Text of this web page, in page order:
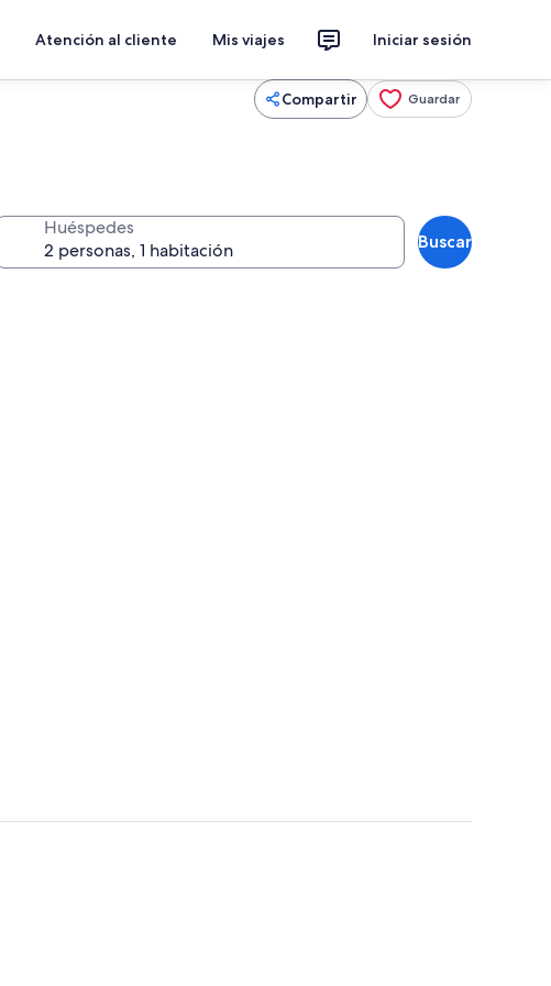
Atención al cliente Mis viajes Iniciar sesión
Compartir Guardar
Huéspedes
Buscar